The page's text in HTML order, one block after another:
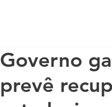
Governo
prevê